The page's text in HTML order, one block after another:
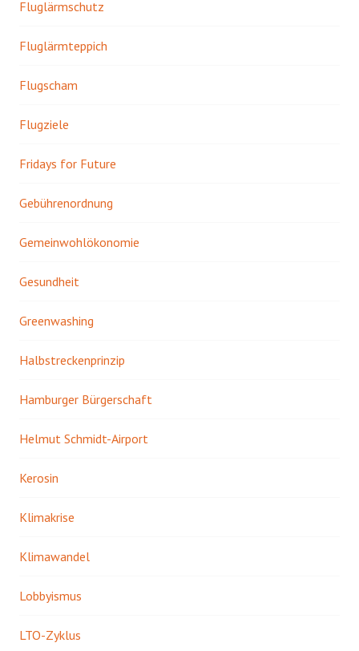
Fluglärmschutz
Fluglärmteppich
Flugscham
Flugziele
Fridays for Future
Gebührenordnung
Gemeinwohlökonomie
Gesundheit
Greenwashing
Halbstreckenprinzip
Hamburger Bürgerschaft
Helmut Schmidt-Airport
Kerosin
Klimakrise
Klimawandel
Lobbyismus
LTO-Zyklus